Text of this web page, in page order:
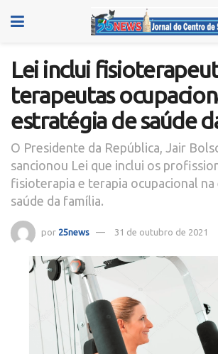
Lei inclui
terapeutas
estratégia de saúde
O Presidente da República, Jair
sancionou Lei que inclui os
fisioterapia e terapia ocupacional
saúde da família.
por 25news 31 de outubro de 2021